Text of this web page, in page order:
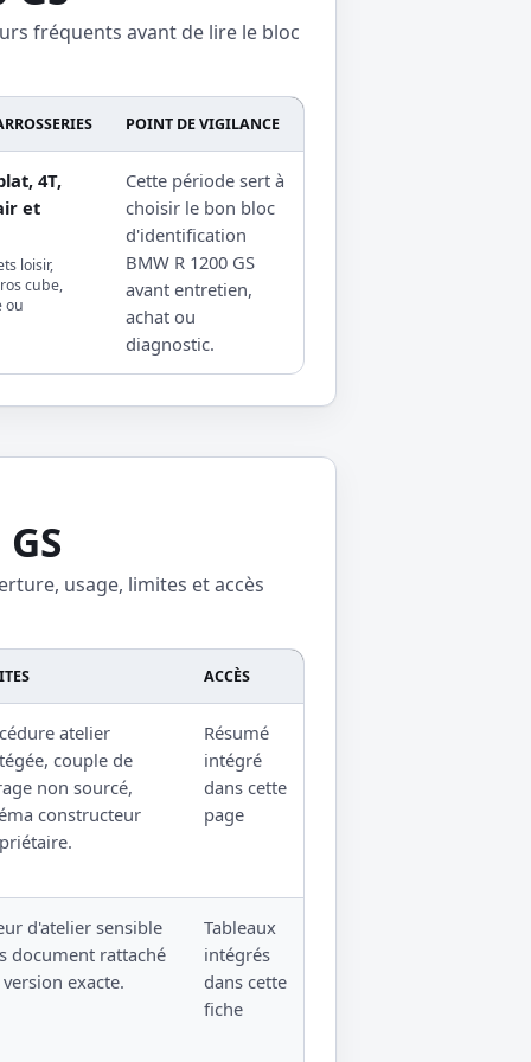
fréquents avant de lire le bloc
POINT DE VIGILANCE
4T,
et
loisir,
cube,
ou
Cette période sert à
choisir le bon bloc
d'identification
BMW R 1200 GS
avant entretien,
achat ou
diagnostic.
usage, limites et accès
ACCÈS
atelier
couple de
non sourcé,
constructeur
Résumé
intégré
dans cette
page
d'atelier sensible
document rattaché
exacte.
Tableaux
intégrés
dans cette
fiche